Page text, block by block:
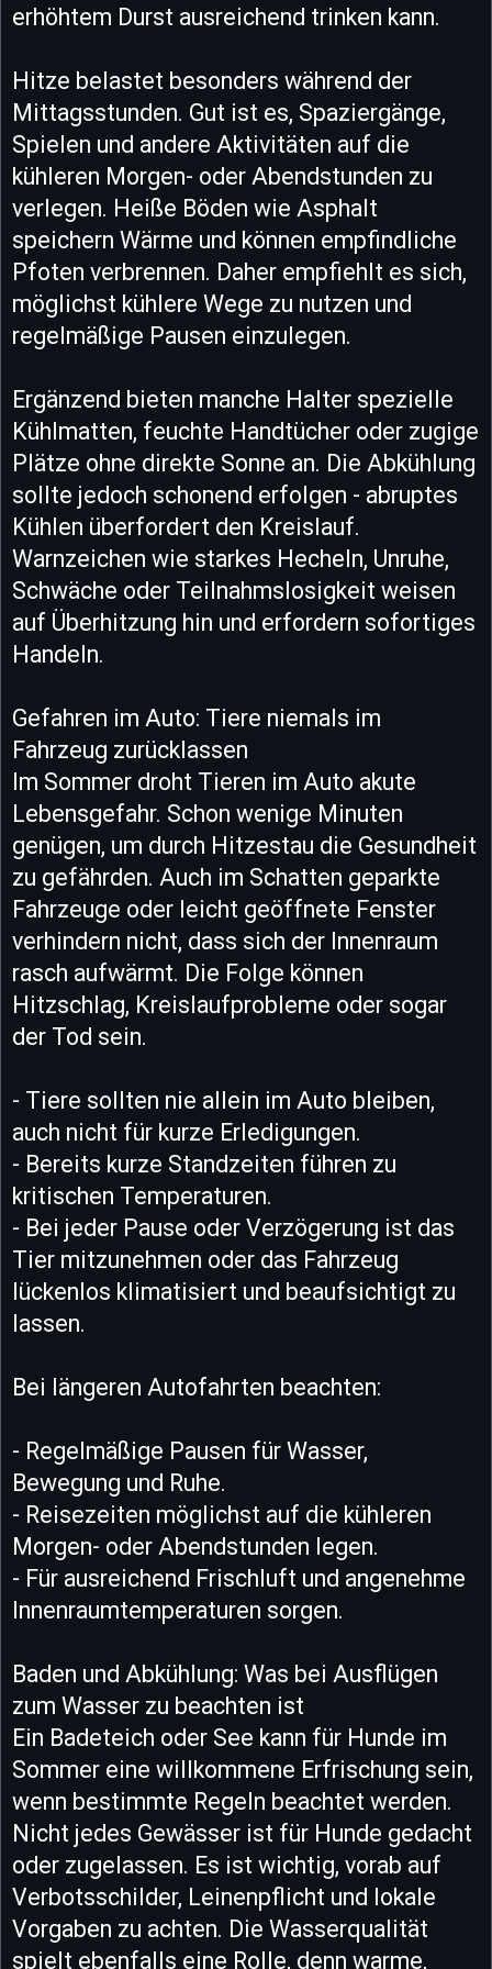
erhöhtem Durst ausreichend trinken kann.
Hitze belastet besonders während der
Mittagsstunden. Gut ist es, Spaziergänge,
Spielen und andere Aktivitäten auf die
kühleren Morgen- oder Abendstunden zu
verlegen. Heiße Böden wie Asphalt
speichern Wärme und können empfindliche
Pfoten verbrennen. Daher empfiehlt es sich,
möglichst kühlere Wege zu nutzen und
regelmäßige Pausen einzulegen.
Ergänzend bieten manche Halter spezielle
Kühlmatten, feuchte Handtücher oder zugige
Plätze ohne direkte Sonne an. Die Abkühlung
sollte jedoch schonend erfolgen - abruptes
Kühlen überfordert den Kreislauf.
Warnzeichen wie starkes Hecheln, Unruhe,
Schwäche oder Teilnahmslosigkeit weisen
auf Überhitzung hin und erfordern sofortiges
Handeln.
Gefahren im Auto: Tiere niemals im
Fahrzeug zurücklassen
Im Sommer droht Tieren im Auto akute
Lebensgefahr. Schon wenige Minuten
genügen, um durch Hitzestau die Gesundheit
zu gefährden. Auch im Schatten geparkte
Fahrzeuge oder leicht geöffnete Fenster
verhindern nicht, dass sich der Innenraum
rasch aufwärmt. Die Folge können
Hitzschlag, Kreislaufprobleme oder sogar
der Tod sein.
- Tiere sollten nie allein im Auto bleiben,
auch nicht für kurze Erledigungen.
- Bereits kurze Standzeiten führen zu
kritischen Temperaturen.
- Bei jeder Pause oder Verzögerung ist das
Tier mitzunehmen oder das Fahrzeug
lückenlos klimatisiert und beaufsichtigt zu
lassen.
Bei längeren Autofahrten beachten:
- Regelmäßige Pausen für Wasser,
Bewegung und Ruhe.
- Reisezeiten möglichst auf die kühleren
Morgen- oder Abendstunden legen.
- Für ausreichend Frischluft und angenehme
Innenraumtemperaturen sorgen.
Baden und Abkühlung: Was bei Ausflügen
zum Wasser zu beachten ist
Ein Badeteich oder See kann für Hunde im
Sommer eine willkommene Erfrischung sein,
wenn bestimmte Regeln beachtet werden.
Nicht jedes Gewässer ist für Hunde gedacht
oder zugelassen. Es ist wichtig, vorab auf
Verbotsschilder, Leinenpflicht und lokale
Vorgaben zu achten. Die Wasserqualität
spielt ebenfalls eine Rolle, denn warme,